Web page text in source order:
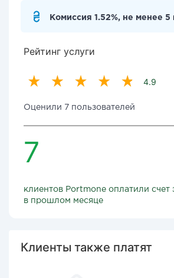
Комиссия 1.52%, не менее 5
Рейтинг услуги
4.9
Оценили 7 пользователей
7
клиентов Portmone оплатили счет
в прошлом месяце
Клиенты также платят